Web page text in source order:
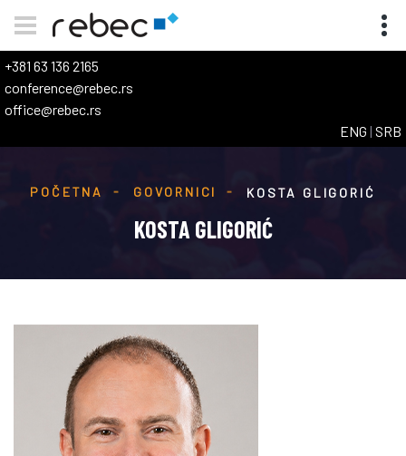
+381 63 136 2165
conference@rebec.rs
office@rebec.rs
ENG | SRB
POČETNA GOVORNICI KOSTA GLIGORIĆ
KOSTA GLIGORIĆ